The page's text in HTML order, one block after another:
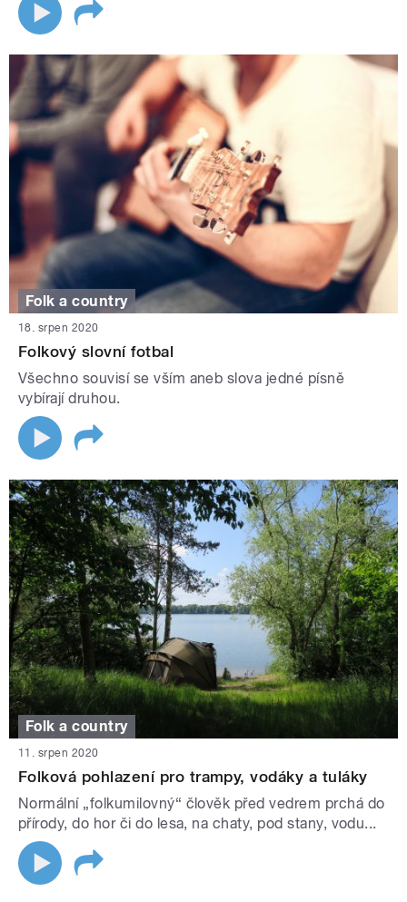
Folk a country
18. srpen 2020
Folkový slovní fotbal
Všechno souvisí se vším aneb slova jedné písně
vybírají druhou.
Folk a country
11. srpen 2020
Folková pohlazení pro trampy, vodáky a tuláky
Normální „folkumilovný“ člověk před vedrem prchá do
přírody, do hor či do lesa, na chaty, pod stany, vodu...